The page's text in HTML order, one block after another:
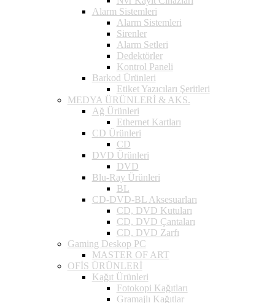
Alarm Sistemleri
Alarm Sistemleri
Sirenler
Alarm Setleri
Dedektörler
Kontrol Paneli
Barkod Ürünleri
Etiket Yazıcıları Şeritleri
MEDYA ÜRÜNLERİ & AKS.
Ağ Ürünleri
Ethernet Kartları
CD Ürünleri
CD
DVD Ürünleri
DVD
Blu-Ray Ürünleri
BL
CD-DVD-BL Aksesuarları
CD, DVD Kutuları
CD, DVD Çantaları
CD, DVD Zarfı
Gaming Deskop PC
MASTER OF ART
OFİS ÜRÜNLERİ
Kağıt Ürünleri
Fotokopi Kağıtları
Gramajlı Kağıtlar